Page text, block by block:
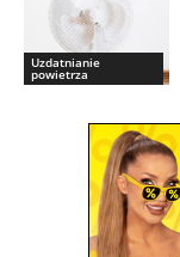
Uzdatnianie
powietrza